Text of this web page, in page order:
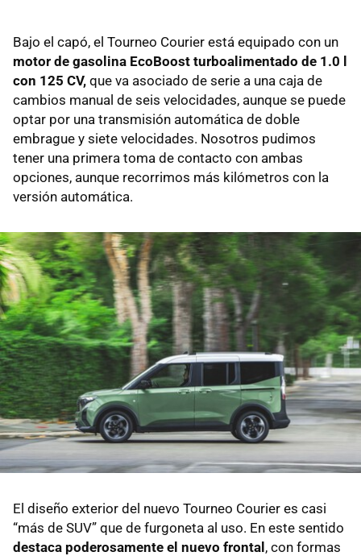
Bajo el capó, el Tourneo Courier está equipado con un
motor de gasolina EcoBoost turboalimentado de 1.0 l
con 125 CV, que va asociado de serie a una caja de
cambios manual de seis velocidades, aunque se puede
optar por una transmisión automática de doble
embrague y siete velocidades. Nosotros pudimos
tener una primera toma de contacto con ambas
opciones, aunque recorrimos más kilómetros con la
versión automática.
El diseño exterior del nuevo Tourneo Courier es casi
“más de SUV” que de furgoneta al uso. En este sentido
destaca poderosamente el nuevo frontal, con formas